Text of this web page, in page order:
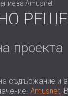
за Amusnet
проекта
съдържание и
Amusnet,